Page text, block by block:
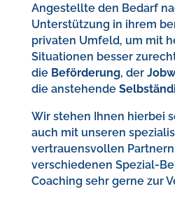
Angestellte den Bedarf
Unterstützung in ihrem
privaten Umfeld, um mit
Situationen besser
die Beförderung, der
die anstehende
Wir stehen Ihnen hierbei
auch mit unseren
vertrauensvollen
verschiedenen Spezial-
Coaching sehr gerne zur